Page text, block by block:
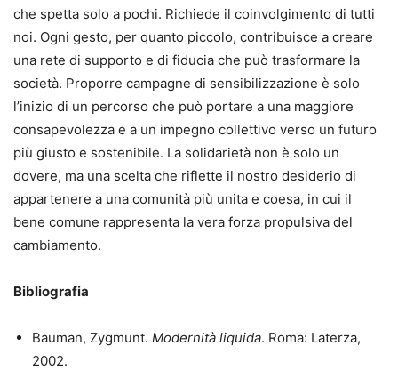
che spetta solo a pochi. Richiede il coinvolgimento di tutti
noi. Ogni gesto, per quanto piccolo, contribuisce a creare
una rete di supporto e di fiducia che può trasformare la
società. Proporre campagne di sensibilizzazione è solo
l’inizio di un percorso che può portare a una maggiore
consapevolezza e a un impegno collettivo verso un futuro
più giusto e sostenibile. La solidarietà non è solo un
dovere, ma una scelta che riflette il nostro desiderio di
appartenere a una comunità più unita e coesa, in cui il
bene comune rappresenta la vera forza propulsiva del
cambiamento.
Bibliografia
Bauman, Zygmunt. Modernità liquida. Roma: Laterza,
2002.